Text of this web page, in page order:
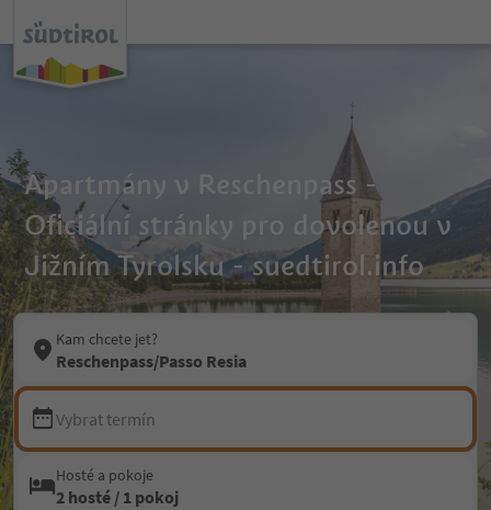
Apartmány v Reschenpass -
Oficiální stránky pro dovolenou v
Jižním Tyrolsku - suedtirol.info
Kam chcete jet?
Reschenpass/Passo Resia
Vybrat termín
Hosté a pokoje
2 hosté / 1 pokoj